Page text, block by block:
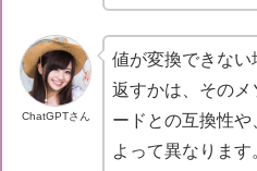
ChatGPTさん
値が変換できな
返すかは、そのメ
ードとの互換性
よって異なりま